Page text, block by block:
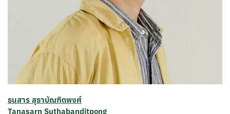
ธนสาร สุธาบัณฑิตพงศ์
Tanasarn Suthabanditpong